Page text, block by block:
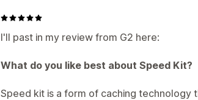
I'll past in my review from G2 here:
What do you like best about Speed Kit?
Speed kit is a form of caching technology